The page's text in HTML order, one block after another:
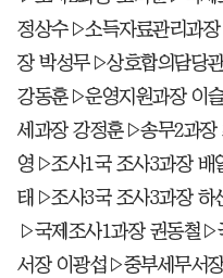
정상수▷소득자료관리과
장 박성무▷상호합의담당
강동훈▷운영지원과장 이
세과장 강정훈▷송무2과
영▷조사1국 조사3과장 배
태▷조사3국 조사3과장 하
▷국제조사1과장 권동철▷
서장 이광섭▷중부세무서